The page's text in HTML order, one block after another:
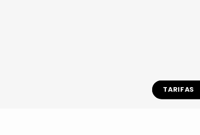
TARIFAS